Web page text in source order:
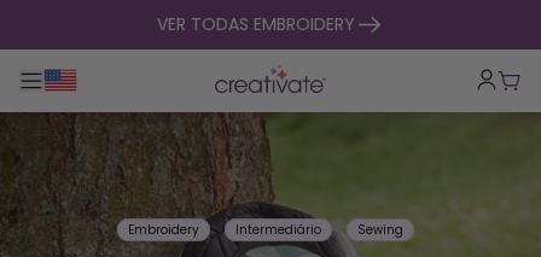
saltar para o conteúdoVER TODAS EMBROIDERY
Alternar entre navegação principal
Embroidery Intermediário Sewing